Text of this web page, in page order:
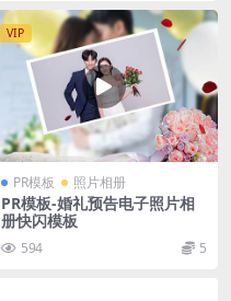
VIP
PR模板 照片相册
PR模板-婚礼预告电子照片相
册快闪模板
594 5